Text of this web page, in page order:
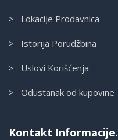
> Lokacije Prodavnica
> Istorija Porudžbina
> Uslovi Korišćenja
> Odustanak od kupovine
Kontakt Informacije.